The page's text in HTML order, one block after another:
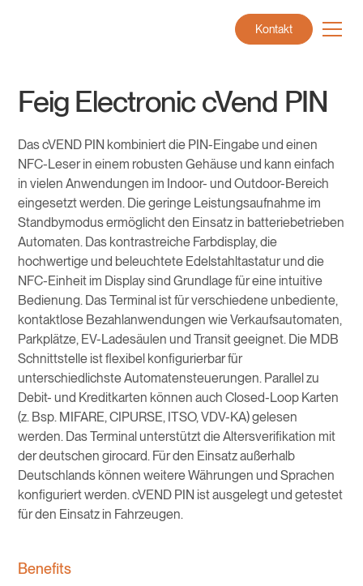
Kontakt
Feig Electronic cVend PIN
Das cVEND PIN kombiniert die PIN-Eingabe und einen
NFC-Leser in einem robusten Gehäuse und kann einfach
in vielen Anwendungen im Indoor- und Outdoor-Bereich
eingesetzt werden. Die geringe Leistungsaufnahme im
Standbymodus ermöglicht den Einsatz in batteriebetrieben
Automaten. Das kontrastreiche Farbdisplay, die
hochwertige und beleuchtete Edelstahltastatur und die
NFC-Einheit im Display sind Grundlage für eine intuitive
Bedienung. Das Terminal ist für verschiedene unbediente,
kontaktlose Bezahlanwendungen wie Verkaufsautomaten,
Parkplätze, EV-Ladesäulen und Transit geeignet. Die MDB
Schnittstelle ist flexibel konfigurierbar für
unterschiedlichste Automatensteuerungen. Parallel zu
Debit- und Kreditkarten können auch Closed-Loop Karten
(z. Bsp. MIFARE, CIPURSE, ITSO, VDV-KA) gelesen
werden. Das Terminal unterstützt die Altersverifikation mit
der deutschen girocard. Für den Einsatz außerhalb
Deutschlands können weitere Währungen und Sprachen
konfiguriert werden. cVEND PIN ist ausgelegt und getestet
für den Einsatz in Fahrzeugen.
Benefits